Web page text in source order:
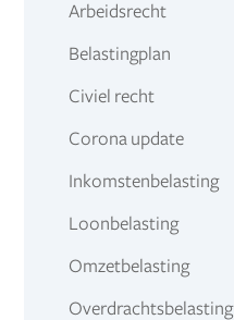
Arbeidsrecht
Belastingplan
Civiel recht
Corona update
Inkomstenbelasting
Loonbelasting
Omzetbelasting
Overdrachtsbelasting